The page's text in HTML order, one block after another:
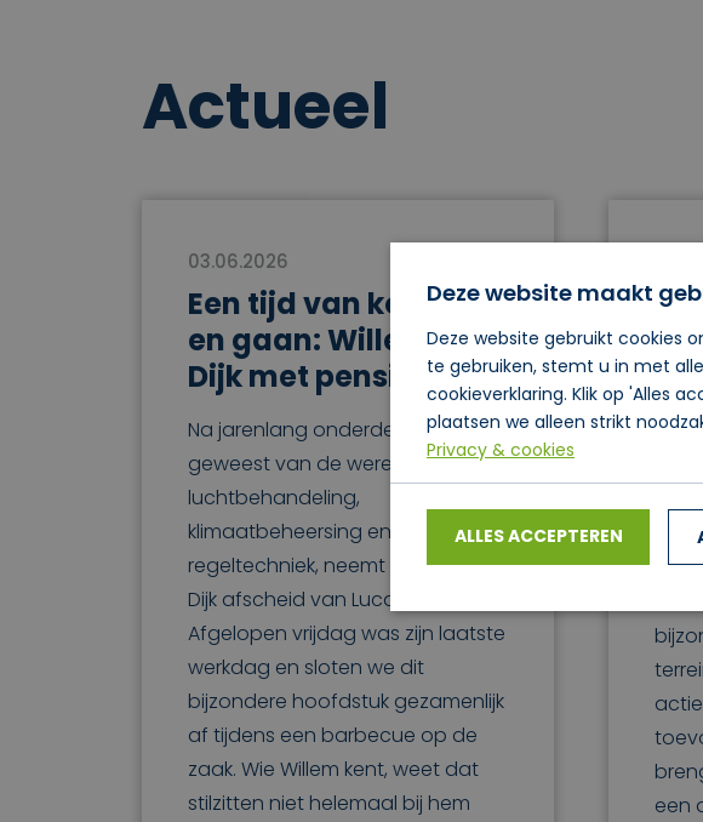
Actueel
03.06.2026
Een tijd van komen
en gaan: Willem van
Dijk met pensioen
Na jarenlang onderdeel te zijn
geweest van de wereld van
luchtbehandeling,
klimaatbeheersing en
regeltechniek, neemt Willem van
Dijk afscheid van Lucam.
Afgelopen vrijdag was zijn laatste
werkdag en sloten we dit
bijzondere hoofdstuk gezamenlijk
af tijdens een barbecue op de
zaak. Wie Willem kent, weet dat
stilzitten niet helemaal bij hem
een
Deze website maakt
Deze website gebruikt cookies
te gebruiken, stemt u in met
cookieverklaring. Klik op 'Alles
plaatsen we alleen strikt
Privacy & cookies
ALLES ACCEPTEREN